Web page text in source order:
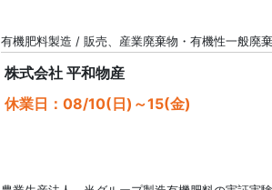
有機肥料製造 / 販売、産業廃棄物・有機性一般廃
株式会社 平和物産
休業日：08/10(日)～15(金)